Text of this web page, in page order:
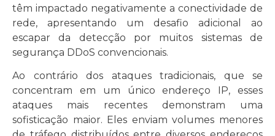
têm impactado negativamente a conectividade de
rede, apresentando um desafio adicional ao
escapar da detecção por muitos sistemas de
segurança DDoS convencionais.
Ao contrário dos ataques tradicionais, que se
concentram em um único endereço IP, esses
ataques mais recentes demonstram uma
sofisticação maior. Eles enviam volumes menores